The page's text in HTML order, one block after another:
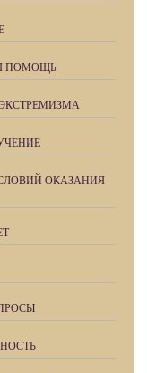
ПОМОЩЬ
ОКАЗАНИЯ